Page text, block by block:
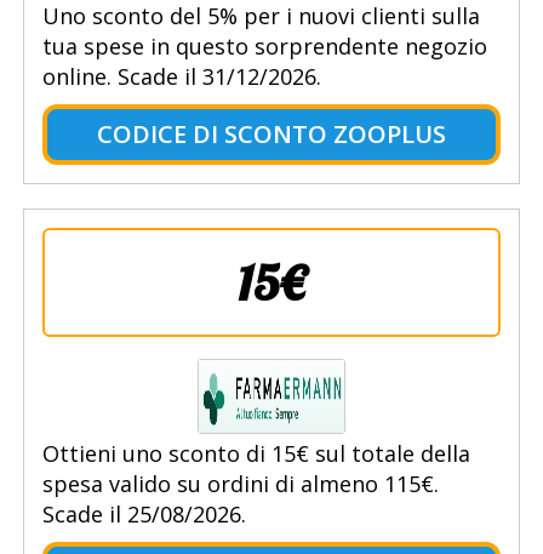
Uno sconto del 5% per i nuovi clienti sulla
tua spese in questo sorprendente negozio
online. Scade il 31/12/2026.
CODICE DI SCONTO ZOOPLUS
15€
Ottieni uno sconto di 15€ sul totale della
spesa valido su ordini di almeno 115€.
Scade il 25/08/2026.